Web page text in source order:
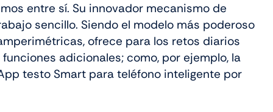
entre sí. Su innovador mecanismo de
sencillo. Siendo el modelo más poderoso
ofrece para los retos diarios
adicionales; como, por ejemplo, la
testo Smart para teléfono inteligente por